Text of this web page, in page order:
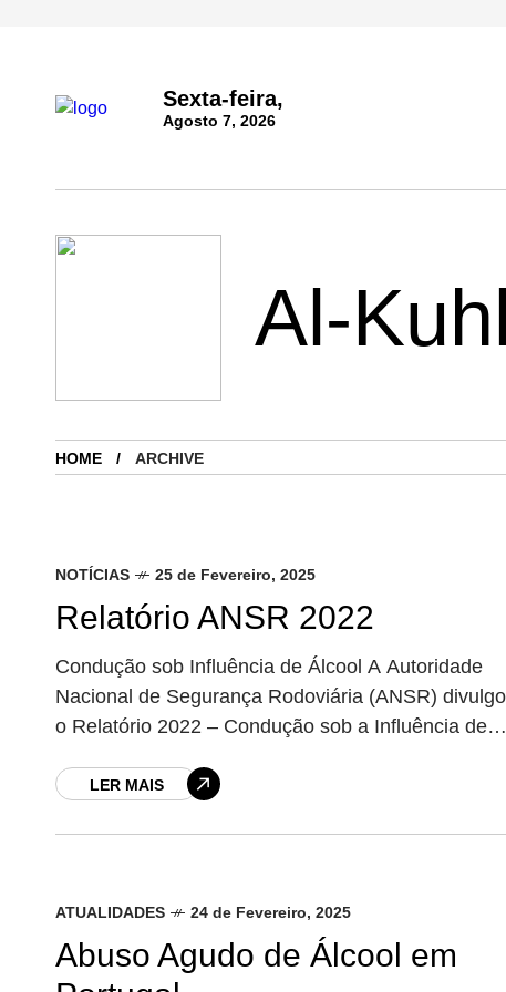
Sexta-feira,
Agosto 7, 2026
Al-
HOME ARCHIVE
NOTÍCIAS 25 de Fevereiro, 2025
Relatório ANSR 2022
Condução sob Influência de Álcool A Autoridade
Nacional de Segurança Rodoviária (ANSR)
o Relatório 2022 – Condução sob a Influência de
fiscalização
LER MAIS
ATUALIDADES 24 de Fevereiro, 2025
Abuso Agudo de Álcool em